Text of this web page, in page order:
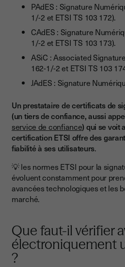
PAdES : Signature
1/-2 et ETSI TS 103 172).
CAdES : Signature
1/-2 et ETSI TS 103 173).
ASiC : Associated
162-1/-2 et ETSI TS 103
JAdES : Signature
Un prestataire de certificats de
(un tiers de confiance, aussi
service de confiance) qui se voit
certification ETSI offre des
fiabilité à ses utilisateurs.
💡 les normes ETSI pour la
évoluent constamment pour
avancées technologiques et les
marché.
Que faut-il vérifier
électroniquement
?